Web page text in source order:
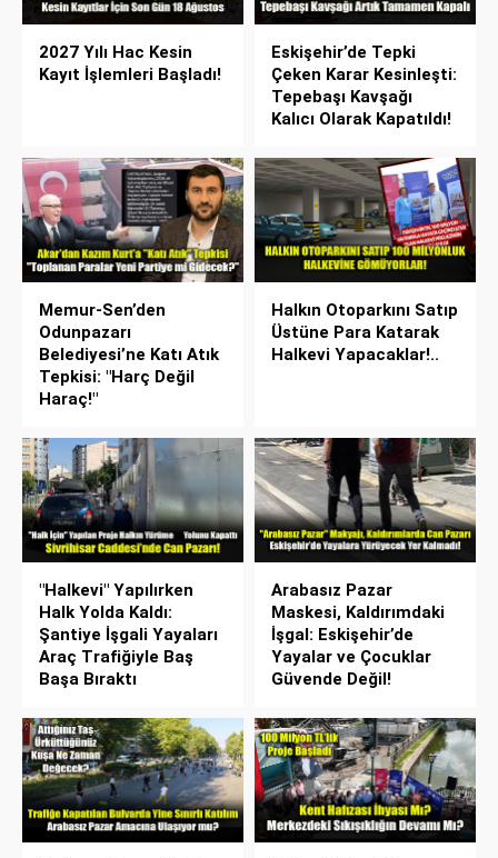
2027 Yılı Hac Kesin
Kayıt İşlemleri Başladı!
Eskişehir’de Tepki
Çeken Karar Kesinleşti:
Tepebaşı Kavşağı
Kalıcı Olarak Kapatıldı!
Memur-Sen’den
Odunpazarı
Belediyesi’ne Katı Atık
Tepkisi: "Harç Değil
Haraç!"
Halkın Otoparkını Satıp
Üstüne Para Katarak
Halkevi Yapacaklar!..
"Halkevi" Yapılırken
Halk Yolda Kaldı:
Şantiye İşgali Yayaları
Araç Trafiğiyle Baş
Başa Bıraktı
Arabasız Pazar
Maskesi, Kaldırımdaki
İşgal: Eskişehir’de
Yayalar ve Çocuklar
Güvende Değil!